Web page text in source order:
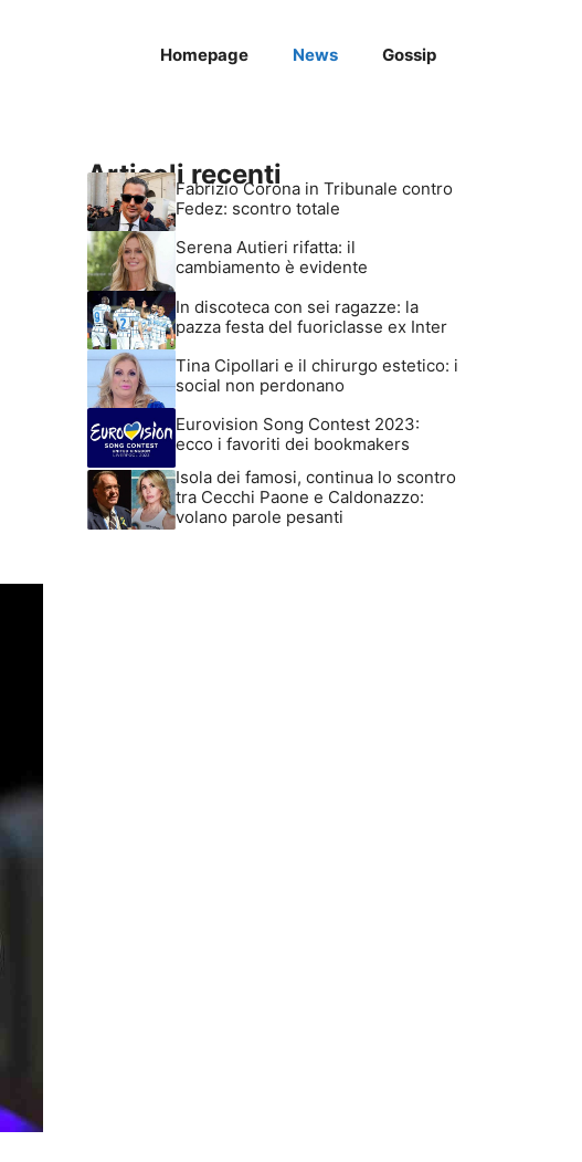
Homepage News Gossip
Articoli recenti
Fabrizio Corona in Tribunale contro
Fedez: scontro totale
Serena Autieri rifatta: il
cambiamento è evidente
In discoteca con sei ragazze: la
pazza festa del fuoriclasse ex Inter
Tina Cipollari e il chirurgo estetico: i
social non perdonano
Eurovision Song Contest 2023:
ecco i favoriti dei bookmakers
Isola dei famosi, continua lo scontro
tra Cecchi Paone e Caldonazzo:
volano parole pesanti